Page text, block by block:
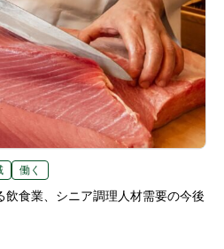
働く
飲食業、シニア調理人材需要の今後